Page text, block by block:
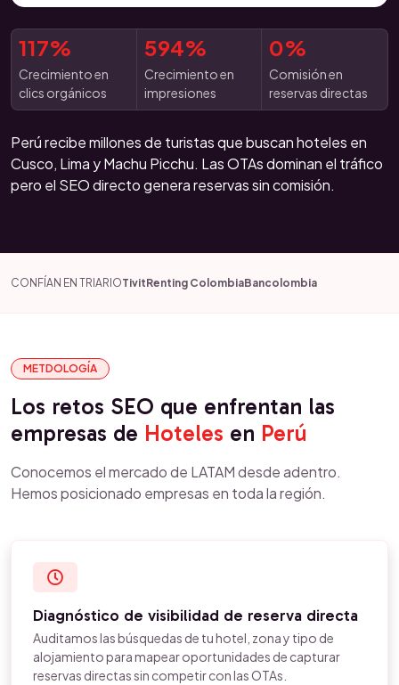
117%
Crecimiento en
clics orgánicos
594%
Crecimiento en
impresiones
0%
Comisión en
reservas directas
Perú recibe millones de turistas que buscan hoteles en
Cusco, Lima y Machu Picchu. Las OTAs dominan el tráfico
pero el SEO directo genera reservas sin comisión.
CONFÍAN EN TRIARIOTivitRenting ColombiaBancolombia
METDOLOGÍA
Los retos SEO que enfrentan las
empresas de Hoteles en Perú
Conocemos el mercado de LATAM desde adentro.
Hemos posicionado empresas en toda la región.
Diagnóstico de visibilidad de reserva directa
Auditamos las búsquedas de tu hotel, zona y tipo de
alojamiento para mapear oportunidades de capturar
reservas directas sin competir con las OTAs.